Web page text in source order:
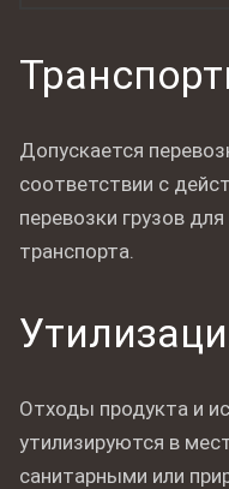
Допускается
соответствии с
перевозки грузов
транспорта.
Отходы продукта и
утилизируются в
санитарными или